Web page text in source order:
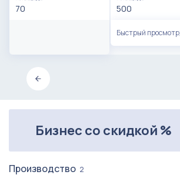
70 500
Быстрый просмотр
Бизнес со скидкой %
Производство 2